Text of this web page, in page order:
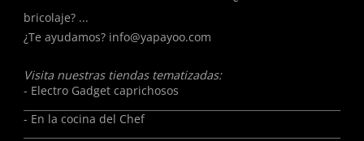
bricolaje? ...
¿Te ayudamos? info@yapayoo.com
Visita nuestras tiendas tematizadas:
- Electro Gadget caprichosos
- En la cocina del Chef